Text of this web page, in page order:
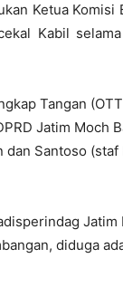
Ketua Komisi
Kabil
Tangan
Jatim Moch
Santoso
Jatim
diduga